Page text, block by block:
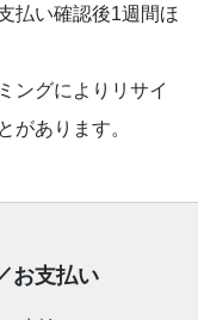
払い確認後1週間ほ
ングによりリサイ
があります。
お支払い